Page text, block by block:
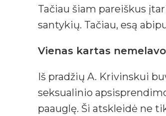
Tačiau šiam pareiškus
santykių. Tačiau, esą
Vienas kartas nemelavo
Iš pradžių A. Krivinskui
seksualinio
paauglę. Ši atskleidė ne